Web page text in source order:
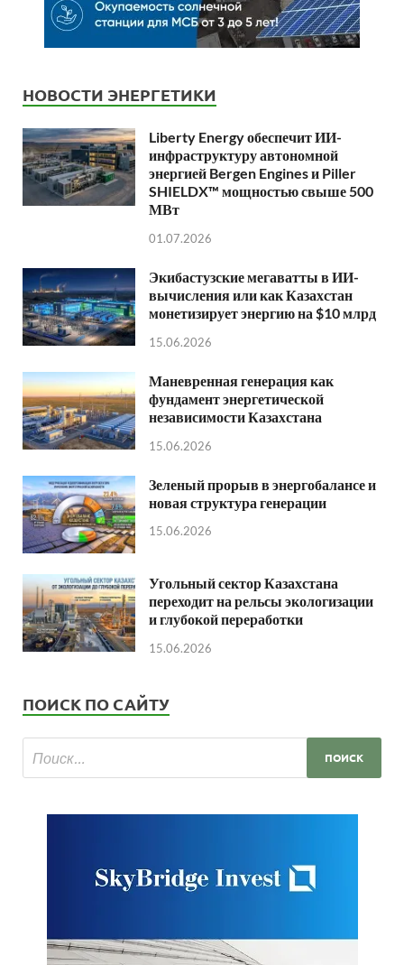
НОВОСТИ ЭНЕРГЕТИКИ
Liberty Energy обеспечит ИИ-
инфраструктуру автономной
энергией Bergen Engines и Piller
SHIELDX™ мощностью свыше 500
МВт
01.07.2026
Экибастузские мегаватты в ИИ-
вычисления или как Казахстан
монетизирует энергию на $10 млрд
15.06.2026
Маневренная генерация как
фундамент энергетической
независимости Казахстана
15.06.2026
Зеленый прорыв в энергобалансе и
новая структура генерации
15.06.2026
Угольный сектор Казахстана
переходит на рельсы экологизации
и глубокой переработки
15.06.2026
ПОИСК ПО САЙТУ